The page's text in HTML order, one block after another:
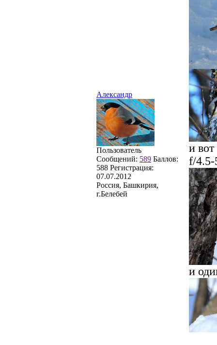
Александр
Пользователь
Сообщений: 589 Баллов:
588 Регистрация:
07.07.2012
Россия, Башкирия,
г.Белебей
и вот
f/4.5-
и